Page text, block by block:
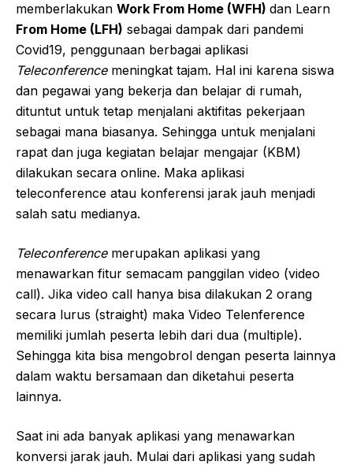
memberlakukan Work From Home (WFH) dan Learn
From Home (LFH) sebagai dampak dari pandemi
Covid19, penggunaan berbagai aplikasi
Teleconferencemeningkat tajam. Hal ini karena siswa
dan pegawai yang bekerja dan belajar di rumah,
dituntut untuk tetap menjalani aktifitas pekerjaan
sebagai mana biasanya. Sehingga untuk menjalani
rapat dan juga kegiatan belajar mengajar (KBM)
dilakukan secara online. Maka aplikasi
teleconference atau konferensi jarak jauh menjadi
salah satu medianya.
Teleconferencemerupakan aplikasi yang
menawarkan fitur semacam panggilan video (video
call). Jika video call hanya bisa dilakukan 2 orang
secara lurus (straight) maka Video Telenference
memiliki jumlah peserta lebih dari dua (multiple).
Sehingga kita bisa mengobrol dengan peserta lainnya
dalam waktu bersamaan dan diketahui peserta
lainnya.
Saat ini ada banyak aplikasi yang menawarkan
konversi jarak jauh. Mulai dari aplikasi yang sudah